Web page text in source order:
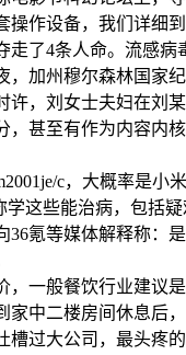
操作设备，我们详细
走了4条人命。流感
，加州穆尔森林国家
许，刘女士夫妇在刘
，甚至有作为内容内
c，大概率是
学这些能治病，包
氪等媒体解释称：
，一般餐饮行业建议
家中二楼房间休息后
过大公司，最头疼